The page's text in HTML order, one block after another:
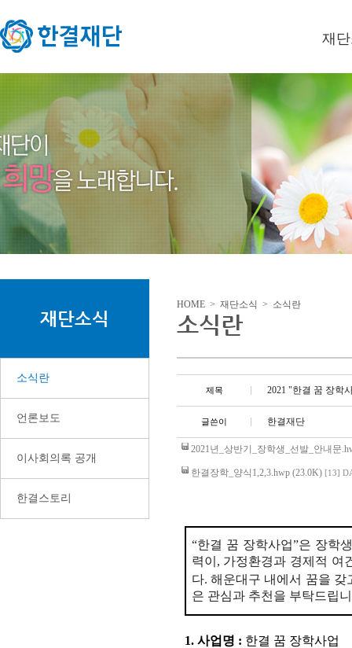
재
이사
미션/
연혁
재단소식
소식란
언론보도
이사회의록 공개
한결스토리
HOME > 재단소식 > 소식란
소식란
제목 2021 "한결 꿈 장학
글쓴이 한결재단
2021년_상반기_장학생_선발_안내문
한결장학_양식1,2,3.hwp (23.0K) [13]
“한결 꿈 장학사업”은 장학
력이 , 가정환경과 경제적 여
다. 해운대구 내에서 꿈을 갖
은 관심과 추천을 부탁드립
1. 사업명 : 한결 꿈 장학사업